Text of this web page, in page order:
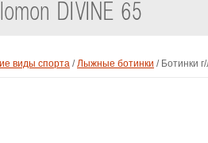
DIVINE 65
виды спорта /Лыжные ботинки / Ботинки